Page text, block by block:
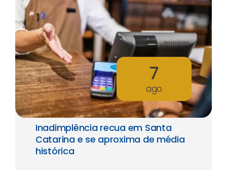
7
ago
Inadimplência recua em Santa
Catarina e se aproxima de média
histórica